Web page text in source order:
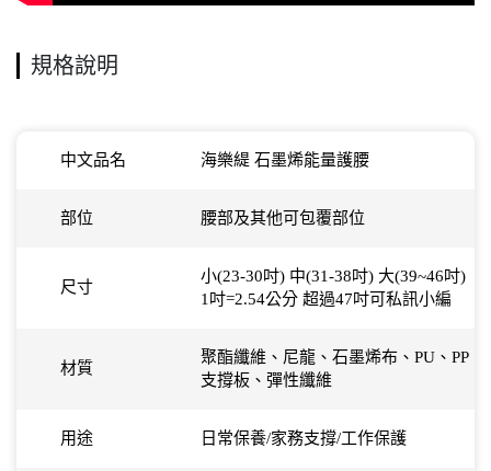
規格說明
中文品名 海樂緹 石墨烯能量護腰
部位 腰部及其他可包覆部位
尺寸
小(23-30吋) 中(31-38吋) 大(39~46吋)
1吋=2.54公分 超過47吋可私訊小編
材質
聚酯纖維、尼龍、石墨烯布、PU、PP
支撐板、彈性纖維
用途 日常保養/家務支撐/工作保護